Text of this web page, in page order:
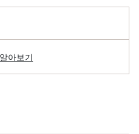
아보기